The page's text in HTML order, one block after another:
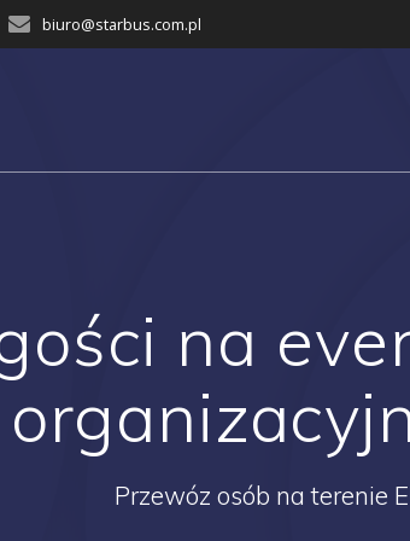
biuro@starbus.com.pl
na
Przewóz osób na terenie